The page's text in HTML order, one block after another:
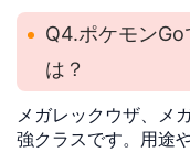
Q4.ポケモン
は？
メガレックウザ、メ
強クラスです。用途